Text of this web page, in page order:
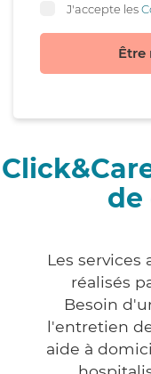
J'accepte les
Être
de
Les services
réalisés
Besoin
l'entretien
aide à